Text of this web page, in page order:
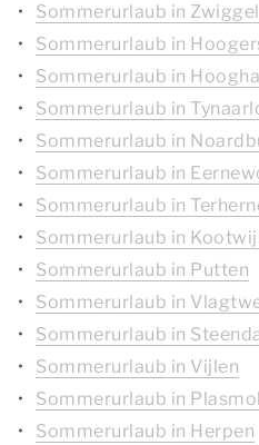
Sommerurlaub in
Sommerurlaub in
Sommerurlaub in
Sommerurlaub in
Sommerurlaub in
Sommerurlaub in
Sommerurlaub in
Sommerurlaub in
Sommerurlaub in Putten
Sommerurlaub in
Sommerurlaub in
Sommerurlaub in Vijlen
Sommerurlaub in
Sommerurlaub in Herpen